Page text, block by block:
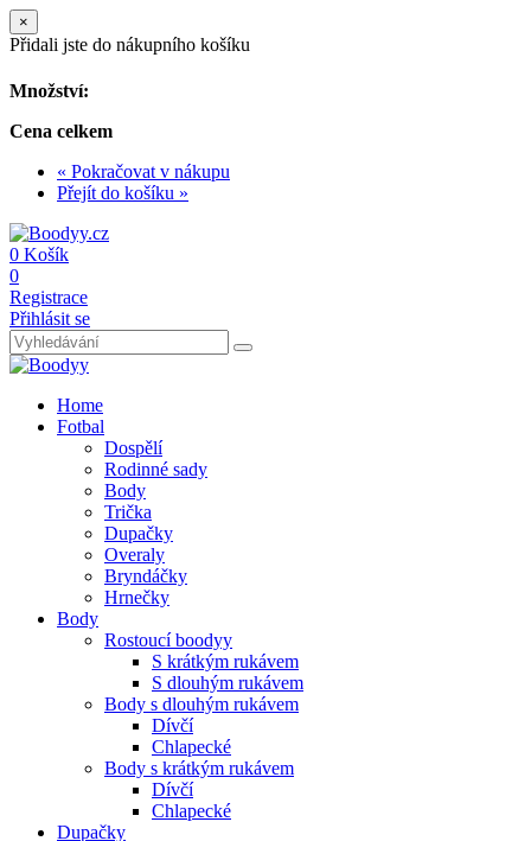
×
Přidali jste do nákupního košíku
Množství:
Cena celkem
« Pokračovat v nákupu
Přejít do košíku »
0 Košík
0
Registrace
Přihlásit se
Home
Fotbal
Dospělí
Rodinné sady
Body
Trička
Dupačky
Overaly
Bryndáčky
Hrnečky
Body
Rostoucí boodyy
S krátkým rukávem
S dlouhým rukávem
Body s dlouhým rukávem
Dívčí
Chlapecké
Body s krátkým rukávem
Dívčí
Chlapecké
Dupačky